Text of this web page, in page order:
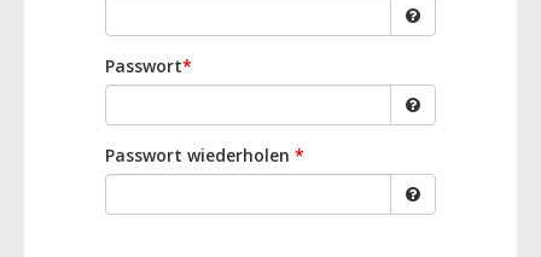
Passwort*
Passwort wiederholen *